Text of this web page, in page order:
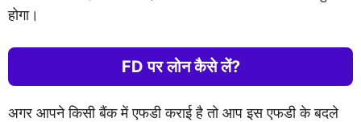
होगा।
FD पर लोन कैसे लें?
अगर आपने किसी बैंक में एफडी कराई है तो आप इस एफडी के बदले